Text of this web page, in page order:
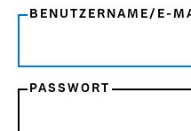
BENUTZERNAME/E-
PASSWORT